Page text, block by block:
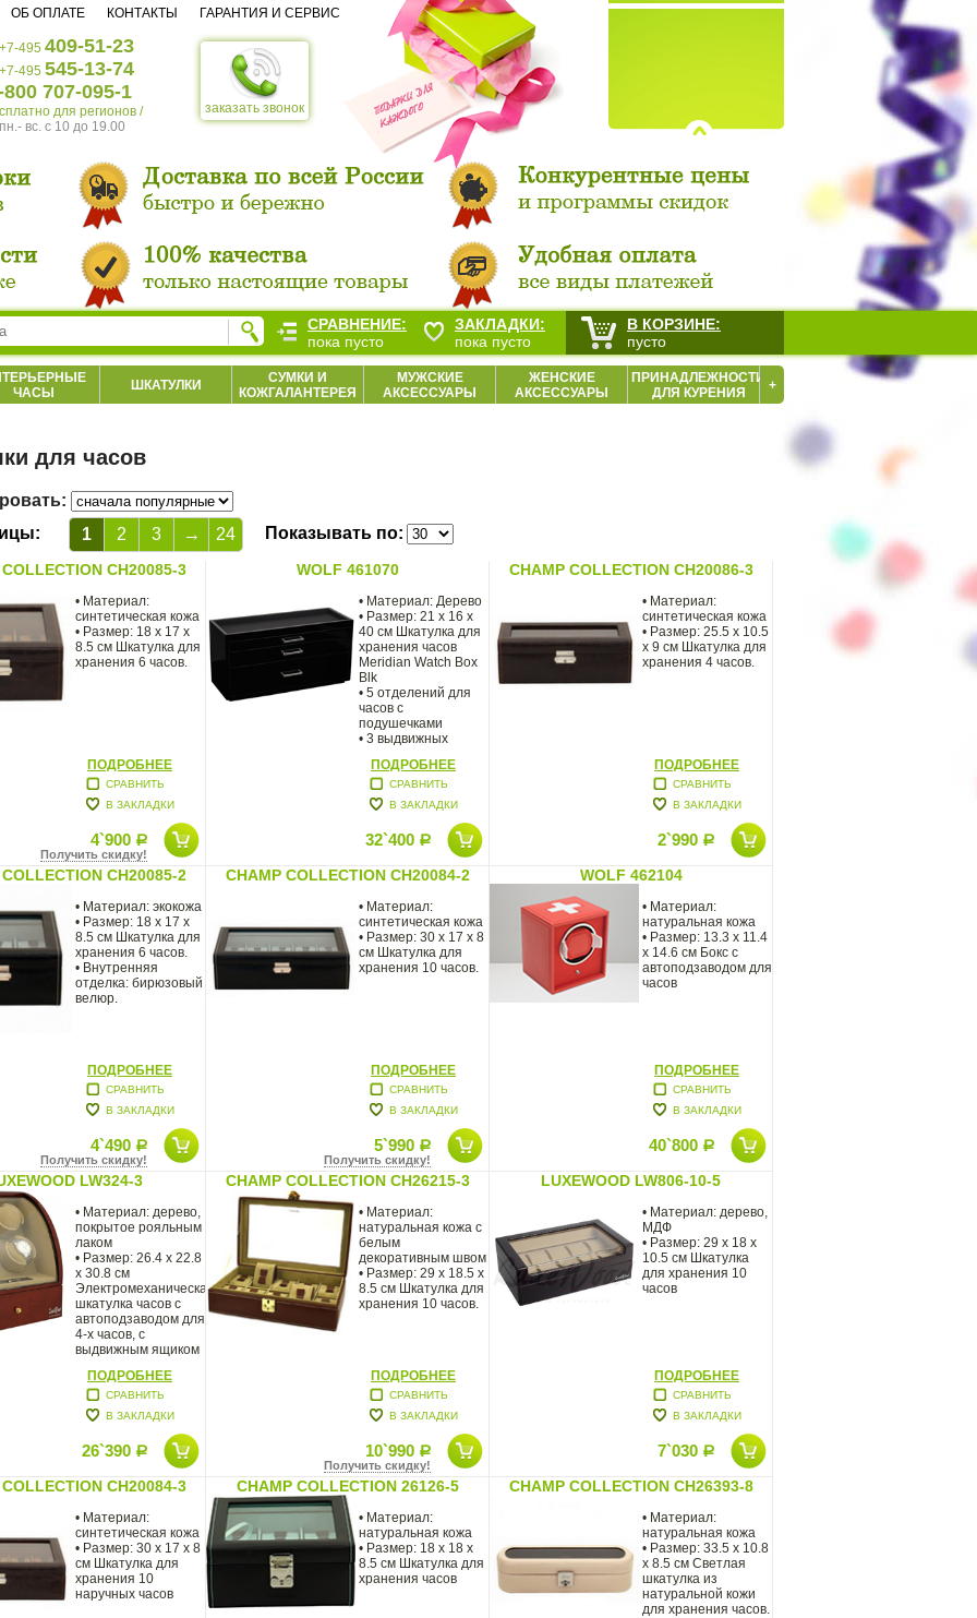
заказать звонок
+7-495 409-51-23
+7-495 545-13-74
800 707-095-1
для регионов /
пн.- вс. c 10 до 19.00
ОБ ОПЛАТЕ КОНТАКТЫ ГАРАНТИЯ И СЕРВИС
ЧАСЫ
ШКАТУЛКИ
СУМКИ И
КОЖГАЛАНТЕРЕЯ
МУЖСКИЕ
АКСЕССУАРЫ
ЖЕНСКИЕ
АКСЕССУАРЫ
ПРИНАДЛЕЖНОСТИ
ДЛЯ КУРЕНИЯ
+
для часов
1 2 3 → 24 Показывать по:
CH20085-3
• Материал:
синтетическая кожа
• Размер: 18 x 17 x
8.5 см Шкатулка для
хранения 6 часов.
ПОДРОБНЕЕ
СРАВНИТЬ
В ЗАКЛАДКИ
4`900 Р
Получить скидку!
WOLF 461070
• Материал: Дерево
• Размер: 21 x 16 x
40 см Шкатулка для
хранения часов
Meridian Watch Box
Blk
• 5 отделений для
часов с
подушечками
• 3 выдвижных
ПОДРОБНЕЕ
СРАВНИТЬ
В ЗАКЛАДКИ
32`400 Р
CHAMP COLLECTION CH20086-3
• Материал:
синтетическая кожа
• Размер: 25.5 x 10.5
x 9 см Шкатулка для
хранения 4 часов.
ПОДРОБНЕЕ
СРАВНИТЬ
В ЗАКЛАДКИ
2`990 Р
CH20085-2
• Материал: экокожа
• Размер: 18 х 17 х
8.5 см Шкатулка для
хранения 6 часов.
• Внутренняя
отделка: бирюзовый
велюр.
ПОДРОБНЕЕ
СРАВНИТЬ
В ЗАКЛАДКИ
4`490 Р
Получить скидку!
CHAMP COLLECTION CH20084-2
• Материал:
синтетическая кожа
• Размер: 30 x 17 x 8
см Шкатулка для
хранения 10 часов.
ПОДРОБНЕЕ
СРАВНИТЬ
В ЗАКЛАДКИ
5`990 Р
Получить скидку!
WOLF 462104
• Материал:
натуральная кожа
• Размер: 13.3 х 11.4
х 14.6 см Бокс с
автоподзаводом для
часов
ПОДРОБНЕЕ
СРАВНИТЬ
В ЗАКЛАДКИ
40`800 Р
LW324-3
• Материал: дерево,
покрытое рояльным
лаком
• Размер: 26.4 х 22.8
х 30.8 см
Электромеханическая
шкатулка часов с
автоподзаводом для
4-х часов, с
выдвижным ящиком
ПОДРОБНЕЕ
СРАВНИТЬ
В ЗАКЛАДКИ
26`390 Р
CHAMP COLLECTION CH26215-3
• Материал:
натуральная кожа с
белым
декоративным швом
• Размер: 29 x 18.5 x
8.5 см Шкатулка для
хранения 10 часов.
ПОДРОБНЕЕ
СРАВНИТЬ
В ЗАКЛАДКИ
10`990 Р
Получить скидку!
LUXEWOOD LW806-10-5
• Материал: дерево,
МДФ
• Размер: 29 x 18 x
10.5 см Шкатулка
для хранения 10
часов
ПОДРОБНЕЕ
СРАВНИТЬ
В ЗАКЛАДКИ
7`030 Р
CH20084-3
• Материал:
синтетическая кожа
• Размер: 30 x 17 x 8
см Шкатулка для
хранения 10
наручных часов
CHAMP COLLECTION 26126-5
• Материал:
натуральная кожа
• Размер: 18 x 18 x
8.5 см Шкатулка для
хранения часов
CHAMP COLLECTION CH26393-8
• Материал:
натуральная кожа
• Размер: 33.5 x 10.8
x 8.5 см Светлая
шкатулка из
натуральной кожи
для хранения часов.
СРАВНЕНИЕ:
пока пусто
ЗАКЛАДКИ:
пока пусто
В КОРЗИНЕ:
пусто